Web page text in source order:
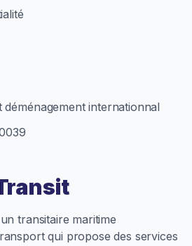
internationnal
transitaire maritime
qui propose des services